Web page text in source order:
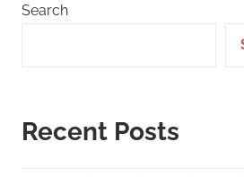
Search
Recent Posts